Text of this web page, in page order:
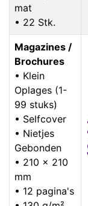
mat
• 22 Stk.
Magazines /
Brochures
• Klein
Oplages (1-
99 stuks)
• Selfcover
• Nietjes
Gebonden
• 210 x 210
mm
• 12 pagina's